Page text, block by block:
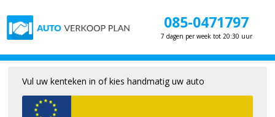
085-0471797
7 dagen per week tot 20:30 uur
Vul uw kenteken in of kies handmatig uw auto